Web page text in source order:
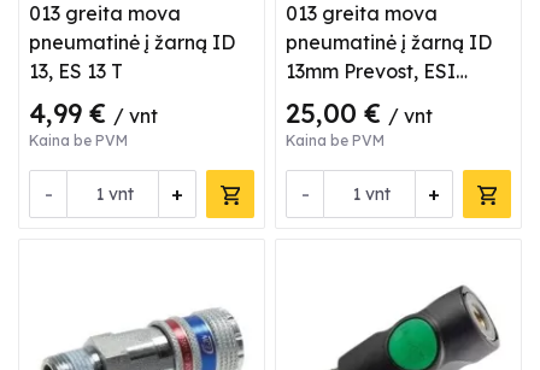
013 greita mova
pneumatinė į žarną ID
13, ES 13 T
4,99 € / vnt
Kaina be PVM
- +
vnt
013 greita mova
pneumatinė į žarną ID
13mm Prevost, ESI
071813
25,00 € / vnt
Kaina be PVM
- +
vnt